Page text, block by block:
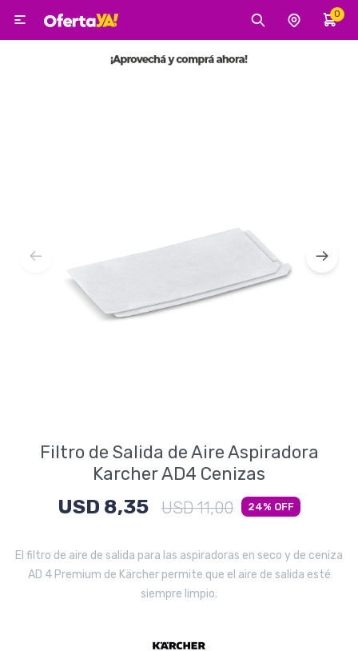
0

Filtro de Salida de Aire Aspiradora
Karcher AD4 Cenizas
USD 8,35 USD 11,00 24
El filtro de aire de salida para las aspiradoras en seco y de ceniza
AD 4 Premium de Kärcher permite que el aire de salida esté
siempre limpio.
MI CUENTA
Tecnología
Pequeños electrodomésticos